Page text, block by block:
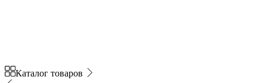
Каталог товаров